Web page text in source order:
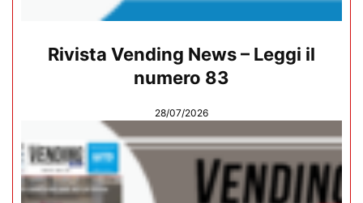
Rivista Vending News – Leggi il
numero 83
28/07/2026